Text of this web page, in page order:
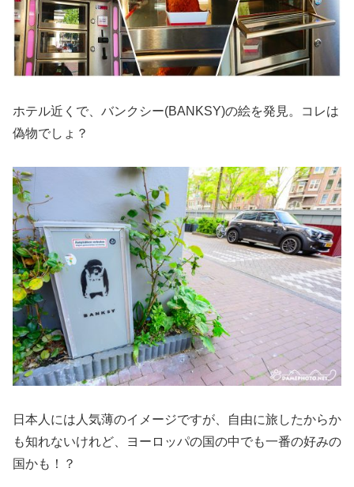
ホテル近くで、バンクシー(BANKSY)の絵を発見。コレは
偽物でしょ？
日本人には人気薄のイメージですが、自由に旅したからか
も知れないけれど、ヨーロッパの国の中でも一番の好みの
国かも！？